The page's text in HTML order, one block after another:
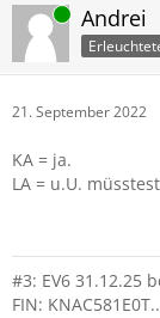
Online Andrei
21. September 2022
KA = ja.
LA = u.U.
#3: EV6 31.12.25
FIN: